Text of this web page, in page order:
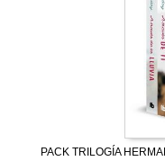
PACK TRILOGÍA